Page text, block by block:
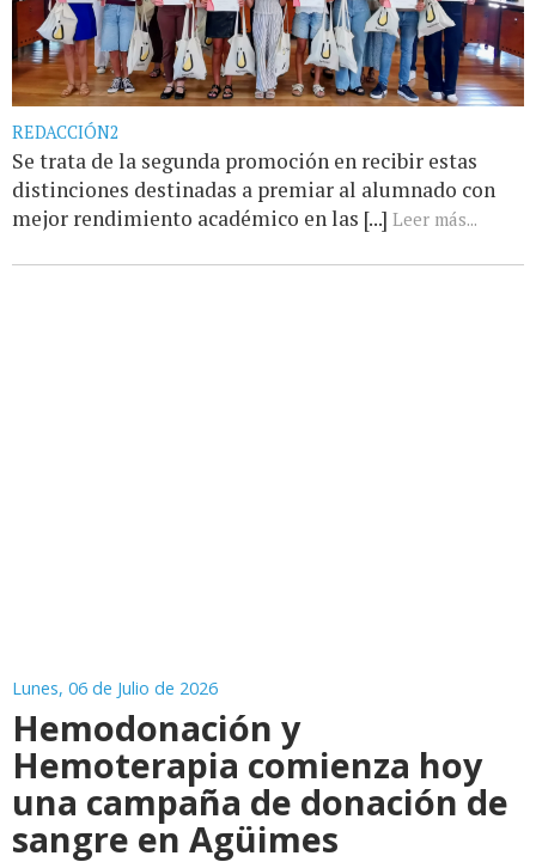
REDACCIÓN2
Se trata de la segunda promoción en recibir estas
distinciones destinadas a premiar al alumnado con
mejor rendimiento académico en las [...] Leer más...
Lunes, 06 de Julio de 2026
Hemodonación y
Hemoterapia comienza hoy
una campaña de donación de
sangre en Agüimes